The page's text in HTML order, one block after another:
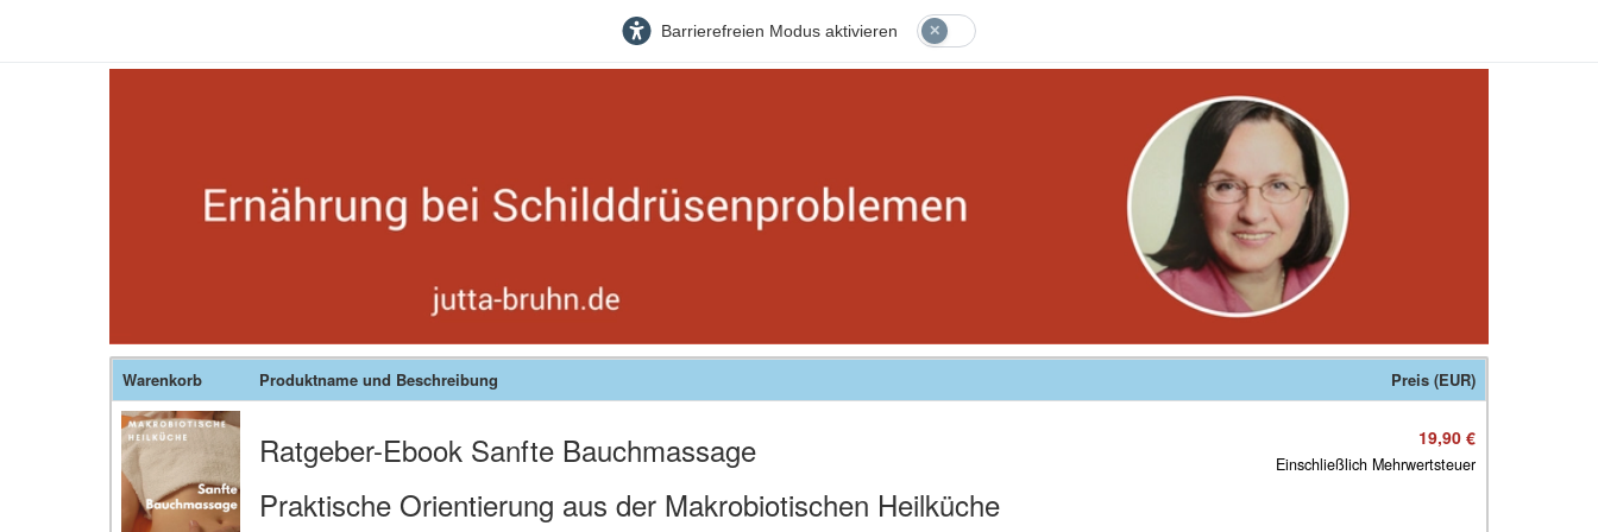
Barrierefreien Modus aktivieren
Warenkorb Produktname und Beschreibung Preis (EUR)
Ratgeber-Ebook Sanfte Bauchmassage
Praktische Orientierung aus der Makrobiotischen Heilküche
19,90 €
Einschließlich Mehrwertsteuer